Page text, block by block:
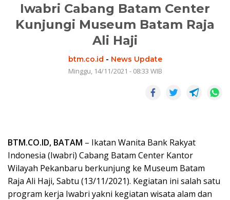
Iwabri Cabang Batam Center
Kunjungi Museum Batam Raja
Ali Haji
btm.co.id - News Update
Minggu, 14/11/2021 - 08:33 WIB
BTM.CO.ID, BATAM – Ikatan Wanita Bank Rakyat
Indonesia (Iwabri) Cabang Batam Center Kantor
Wilayah Pekanbaru berkunjung ke Museum Batam
Raja Ali Haji, Sabtu (13/11/2021). Kegiatan ini salah satu
program kerja Iwabri yakni kegiatan wisata alam dan